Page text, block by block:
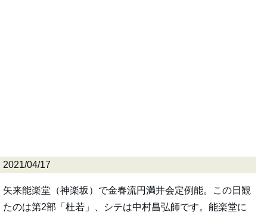
2021/04/17
矢来能楽堂（神楽坂）で金春流円満井会定例能。この日観
たのは第2部「杜若」、シテは中村昌弘師です。能楽堂に